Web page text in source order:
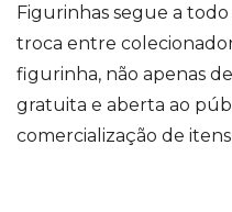
Figurinhas segue a
troca entre
figurinha, não apenas
gratuita e aberta ao
comercialização de